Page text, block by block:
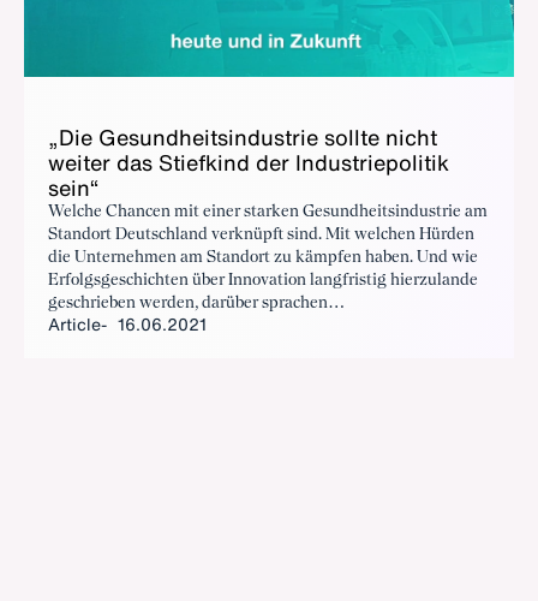
„Die Gesund­heitsin­dus­trie sollte nicht
weit­er das Stiefkind der In­dus­triepoli­tik
sein“
Welche Chancen mit einer starken Gesundheitsindustrie am
Standort Deutschland verknüpft sind. Mit welchen Hürden
die Unternehmen am Standort zu kämpfen haben. Und wie
Erfolgsgeschichten über Innovation langfristig hierzulande
geschrieben werden, darüber sprachen
Bundeswirtschaftsminister Peter Altmaier und BDI-
Article 16.06.2021